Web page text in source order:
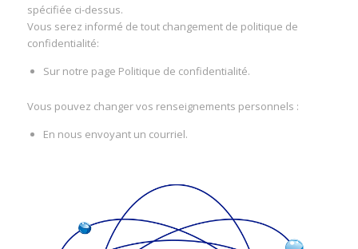
spécifiée ci-dessus.
Vous serez informé de tout changement de politique de
confidentialité:
Sur notre page Politique de confidentialité.
Vous pouvez changer vos renseignements personnels :
En nous envoyant un courriel.